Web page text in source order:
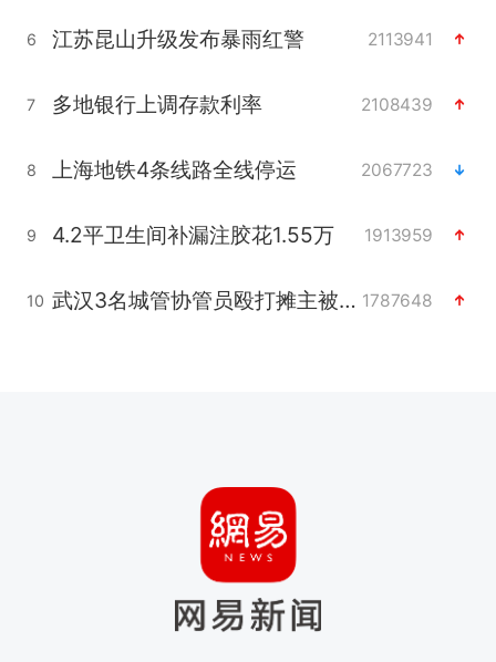
6 江苏昆山升级发布暴雨红警 2113941
7 多地银行上调存款利率 2108439
8 上海地铁4条线路全线停运 2067723
9 4.2平卫生间补漏注胶花1.55万 1913959
10 武汉3名城管协管员殴打摊主被刑拘 1787648